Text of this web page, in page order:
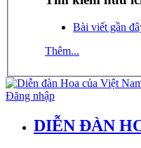
Bài viết gần
Thêm...
Đăng nhập
DIỄN ĐÀN